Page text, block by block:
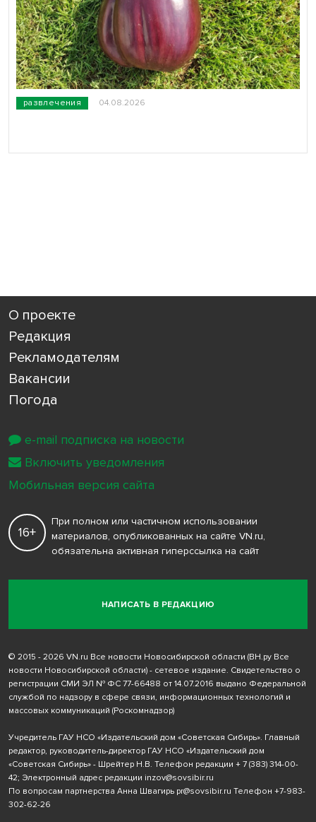
развлечения 04.08.2026
О проекте
Редакция
Рекламодателям
Вакансии
Погода
НАПИСАТЬ В РЕДАКЦИЮ
16+
При полном или частичном использовании
материалов, опубликованных на сайте VN.ru,
обязательна активная гиперссылка на сайт
© 2015 - 2026 VN.ru Все новости Новосибирской области (ВН.ру Все
новости Новосибирской области) - сетевое издание. Свидетельство о
регистрации СМИ ЭЛ № ФС 77-66488 от 14.07.2016 выдано Федеральной
службой по надзору в сфере связи, информационных технологий и
массовых коммуникаций (Роскомнадзор)
Учредитель ГАУ НСО «Издательский дом «Советская Сибирь». Главный
редактор, руководитель-директор ГАУ НСО «Издательский дом
«Советская Сибирь» - Шрейтер Н.В. Телефон редакции + 7 (383) 314-00-
42; Электронный адрес редакции inzov@sovsibir.ru
По вопросам партнерства Анна Швагирь pr@sovsibir.ru Телефон +7-983-
302-62-26
e-mail подписка на новости
Включить уведомления
Мобильная версия сайта